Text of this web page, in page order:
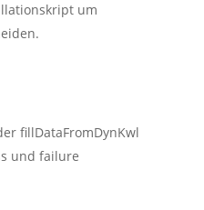
um
fillDataFromDynKwl
und failure